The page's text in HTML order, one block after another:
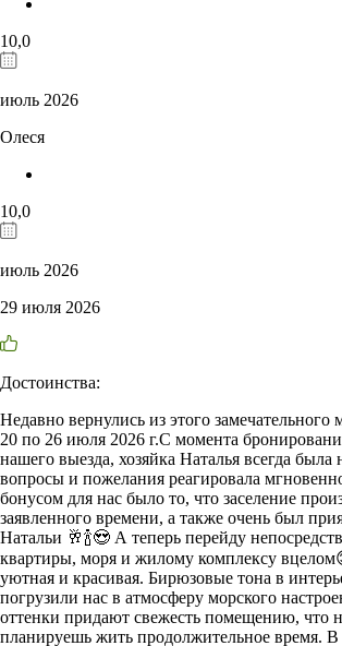
10,0
июль 2026
Олеся
10,0
июль 2026
29 июля 2026
Достоинства:
Недавно вернулись из этого замечательного
20 по 26 июля 2026 г.С момента
нашего выезда, хозяйка Наталья всегда была
вопросы и пожелания реагировала
бонусом для нас было то, что заселение
заявленного времени, а также очень был
Натальи 🥂🍾😍 А теперь перейду
квартиры, моря и жилому комплексу
уютная и красивая. Бирюзовые тона в
погрузили нас в атмосферу морского
оттенки придают свежесть помещению, что
планируешь жить продолжительное время. В